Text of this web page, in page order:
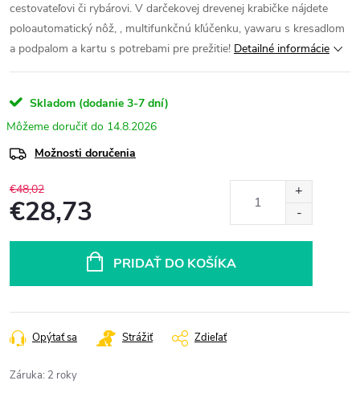
cestovateľovi či rybárovi. V darčekovej drevenej krabičke nájdete
poloautomatický nôž, , multifunkčnú kľúčenku, yawaru s kresadlom
a podpalom a kartu s potrebami pre prežitie! Detailné informácie
Skladom (dodanie 3-7 dní)
14.8.2026
Možnosti doručenia
€48,02
€28,73
PRIDAŤ DO KOŠÍKA
Opýtať sa Strážiť Zdieľať
Záruka: 2 roky